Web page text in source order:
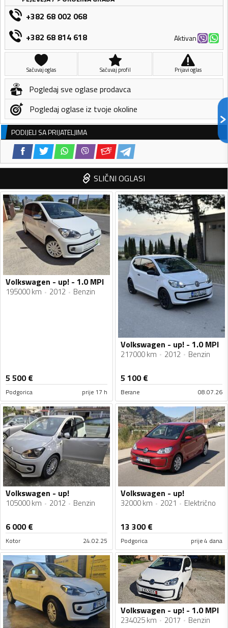
+382 68 002 068
+382 68 814 618
Aktivan
Sačuvaj oglas Sačuvaj profil Prijavi oglas
Pogledaj sve oglase prodavca
Pogledaj oglase iz tvoje okoline
PODIJELI SA PRIJATELJIMA
SLIČNI OGLASI
Volkswagen - up! - 1.0 MPI
195000 km 2012 Benzin
5 500€
Podgorica prije 17 h
Volkswagen - up! - 1.0 MPI
217000 km 2012 Benzin
5 100€
Berane 08.07.26
Volkswagen - up!
105000 km 2012 Benzin
6 000€
Kotor 24.02.25
Volkswagen - up!
32000 km 2021 Električno
13 300€
Podgorica prije 4 dana
Volkswagen - up! - 1.0 MPI
234025 km 2017 Benzin